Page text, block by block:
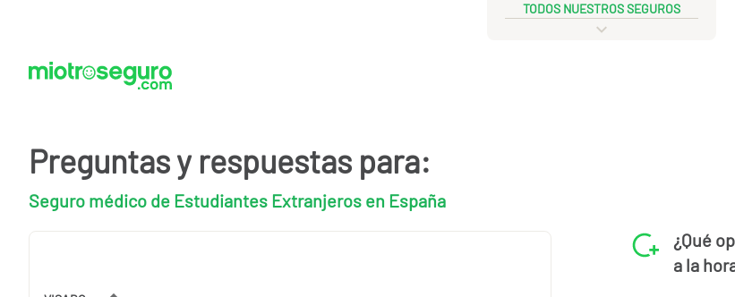
TODOS NUESTROS SEGUROS
Preguntas y respuestas para:
Seguro médico de Estudiantes Extranjeros en España
¿Qué
a la